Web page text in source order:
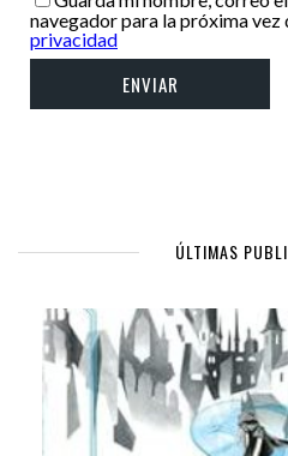
navegador para la próxima vez
privacidad
ÚLTIMAS